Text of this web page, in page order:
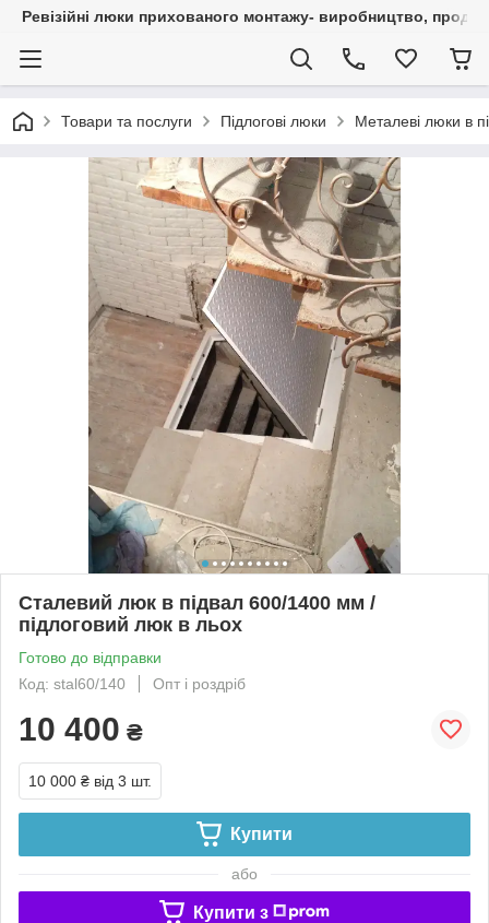
Ревізійні люки прихованого монтажу- виробництво, продаж
Товари та послуги Підлогові люки Металеві люки в
Сталевий люк в підвал 600/1400 мм /
підлоговий люк в льох
Готово до відправки
Код: stal60/140
Опт і роздріб
10 400 ₴
10 000 ₴ від 3 шт.
Купити
або
Купити з